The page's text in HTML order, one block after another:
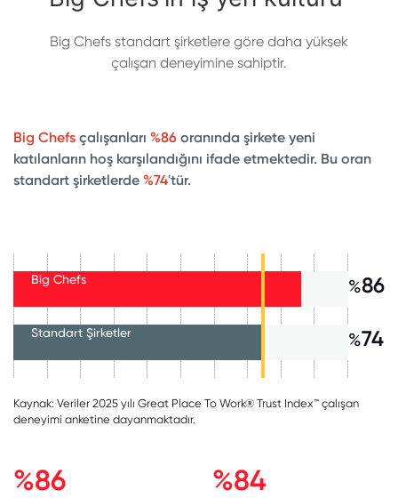
Big Chefs standart şirketlere göre daha yüksek
çalışan deneyimine sahiptir.
Big Chefs çalışanları %86 oranında şirkete yeni
katılanların hoş karşılandığını ifade etmektedir. Bu oran
standart şirketlerde %74'tür.
Big Chefs
Standart Şirketler
%86
%74
Kaynak: Veriler 2025 yılı Great Place To Work® Trust Index™ çalışan
deneyimi anketine dayanmaktadır.
%86 %84